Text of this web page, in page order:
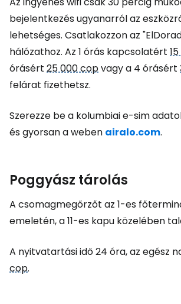
bejelentkezés ugyanarról az
lehetséges. Csatlakozzon az
hálózathoz. Az 1 órás kapcsolatért
órásért 25 000 copvagy a 4 órásért
felárat fizethetsz.
Szerezze be a kolumbiai e-sim
és gyorsan a weben airalo.com.
Poggyász tárolás
A csomagmegőrzőt az 1-es
emeletén, a 11-es kapu közelében
A nyitvatartási idő 24 óra, az egész
cop.